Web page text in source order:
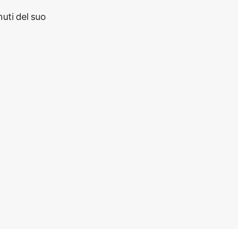
del suo